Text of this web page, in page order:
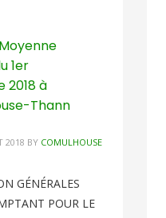
1er
2018 à
Thann
2018 BY COMULHOUSE
GÉNÉRALES
POUR LE